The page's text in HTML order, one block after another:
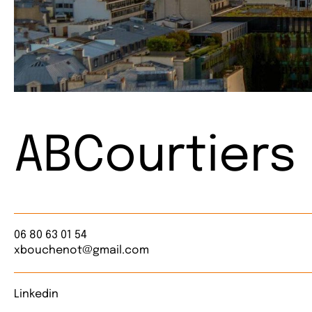
ABCourtiers
06 80 63 01 54
xbouchenot@gmail.com
Linkedin